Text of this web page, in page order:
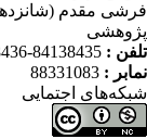
:
84138435-84138436
:
88331083
اجتمایی